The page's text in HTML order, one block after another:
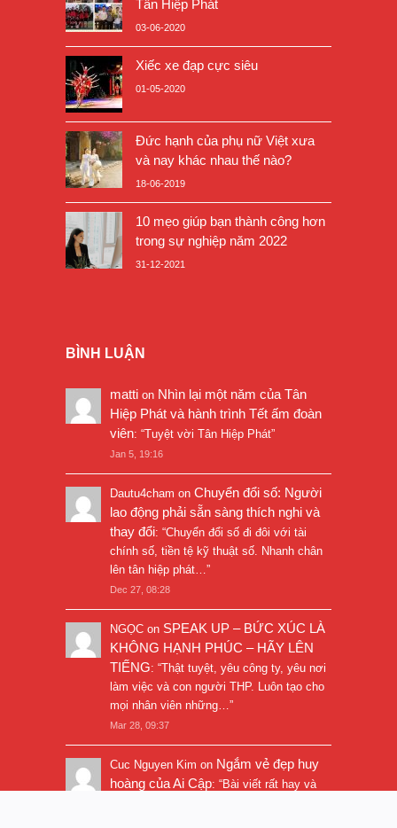
Tân Hiệp Phát
03-06-2020
Xiếc xe đạp cực siêu
01-05-2020
Đức hạnh của phụ nữ Việt xưa
và nay khác nhau thế nào?
18-06-2019
10 mẹo giúp bạn thành công hơn
trong sự nghiệp năm 2022
31-12-2021
BÌNH LUẬN
matti on Nhìn lại một năm của Tân
Hiệp Phát và hành trình Tết ấm đoàn
viên: “Tuyệt vời Tân Hiệp Phát”
Jan 5, 19:16
Dautu4cham on Chuyển đổi số: Người
lao động phải sẵn sàng thích nghi và
thay đổi: “Chuyển đổi số đi đôi với tài
chính số, tiền tệ kỹ thuật số. Nhanh chân
lên tân hiệp phát…”
Dec 27, 08:28
NGỌC on SPEAK UP – BỨC XÚC LÀ
KHÔNG HẠNH PHÚC – HÃY LÊN
TIẾNG: “Thật tuyệt, yêu công ty, yêu nơi
làm việc và con người THP. Luôn tạo cho
mọi nhân viên những…”
Mar 28, 09:37
Cuc Nguyen Kim on Ngắm vẻ đẹp huy
hoàng của Ai Cập: “Bài viết rất hay và